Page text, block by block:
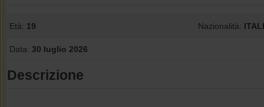
Età: 19 Nazionalità:
Data: 30 luglio 2026
Descrizione